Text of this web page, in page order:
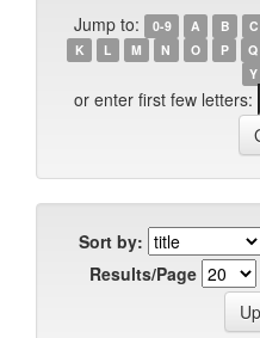
Jump to: 0-9 A B C
K
L M N O P Q
Y
or enter first few letters:
Sort by:
Results/Page